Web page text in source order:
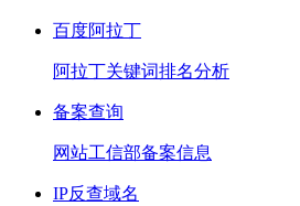
百度阿拉丁
阿拉丁关键词排名分析
备案查询
网站工信部备案信息
IP反查域名